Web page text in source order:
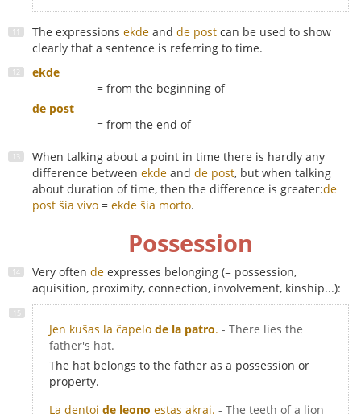
The expressions ekde and de post can be used to show
clearly that a sentence is referring to time.
ekde
= from the beginning of
de post
= from the end of
When talking about a point in time there is hardly any
difference between ekde and de post, but when talking
about duration of time, then the difference is greater:de
post ŝia vivo = ekde ŝia morto.
Possession
Very often de expresses belonging (= possession,
aquisition, proximity, connection, involvement, kinship...):
Jen kuŝas la ĉapelo de la patro. - There lies the
father's hat.
The hat belongs to the father as a possession or
property.
La dentoj de leono estas akraj. - The teeth of a lion